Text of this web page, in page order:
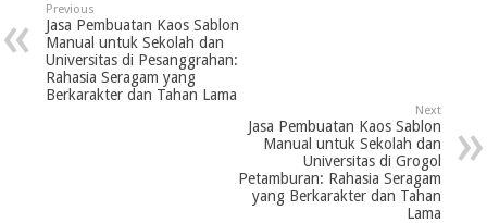
Previous
Jasa Pembuatan Kaos Sablon
Manual untuk Sekolah dan
Universitas di Pesanggrahan:
Rahasia Seragam yang
Berkarakter dan Tahan Lama
Next
Jasa Pembuatan Kaos Sablon
Manual untuk Sekolah dan
Universitas di Grogol
Petamburan: Rahasia Seragam
yang Berkarakter dan Tahan
Lama